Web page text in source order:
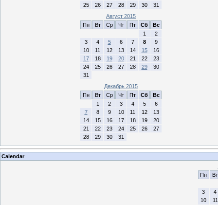
25
26 27 28 29 30
31
Август 2015
Пн
Вт Ср Чт Пт Сб
Вс
1
2
3
4 5 6 7 8
9
10
11 12 13 14 15
16
17
18 19 20 21 22
23
24
25 26 27 28 29
30
31
Декабрь 2015
Пн
Вт Ср Чт Пт Сб
Вс
1
2 3 4 5
6
7
8 9 10 11 12
13
14
15 16 17 18 19
20
21
22 23 24 25 26
27
28
29 30 31
Calendar
Пн
Вт
3
4
10
11